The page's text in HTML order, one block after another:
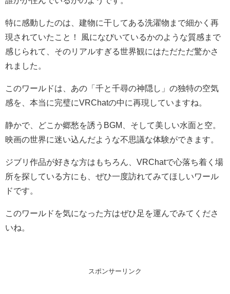
特に感動したのは、建物に干してある洗濯物まで細かく再
現されていたこと！ 風になびいているかのような質感まで
感じられて、そのリアルすぎる世界観にはただただ驚かさ
れました。
このワールドは、あの「千と千尋の神隠し」の独特の空気
感を、本当に完璧にVRChatの中に再現していますね。
静かで、どこか郷愁を誘うBGM、そして美しい水面と空。
映画の世界に迷い込んだような不思議な体験ができます。
ジブリ作品が好きな方はもちろん、VRChatで心落ち着く場
所を探している方にも、ぜひ一度訪れてみてほしいワール
ドです。
このワールドを気になった方はぜひ足を運んでみてくださ
いね。
スポンサーリンク